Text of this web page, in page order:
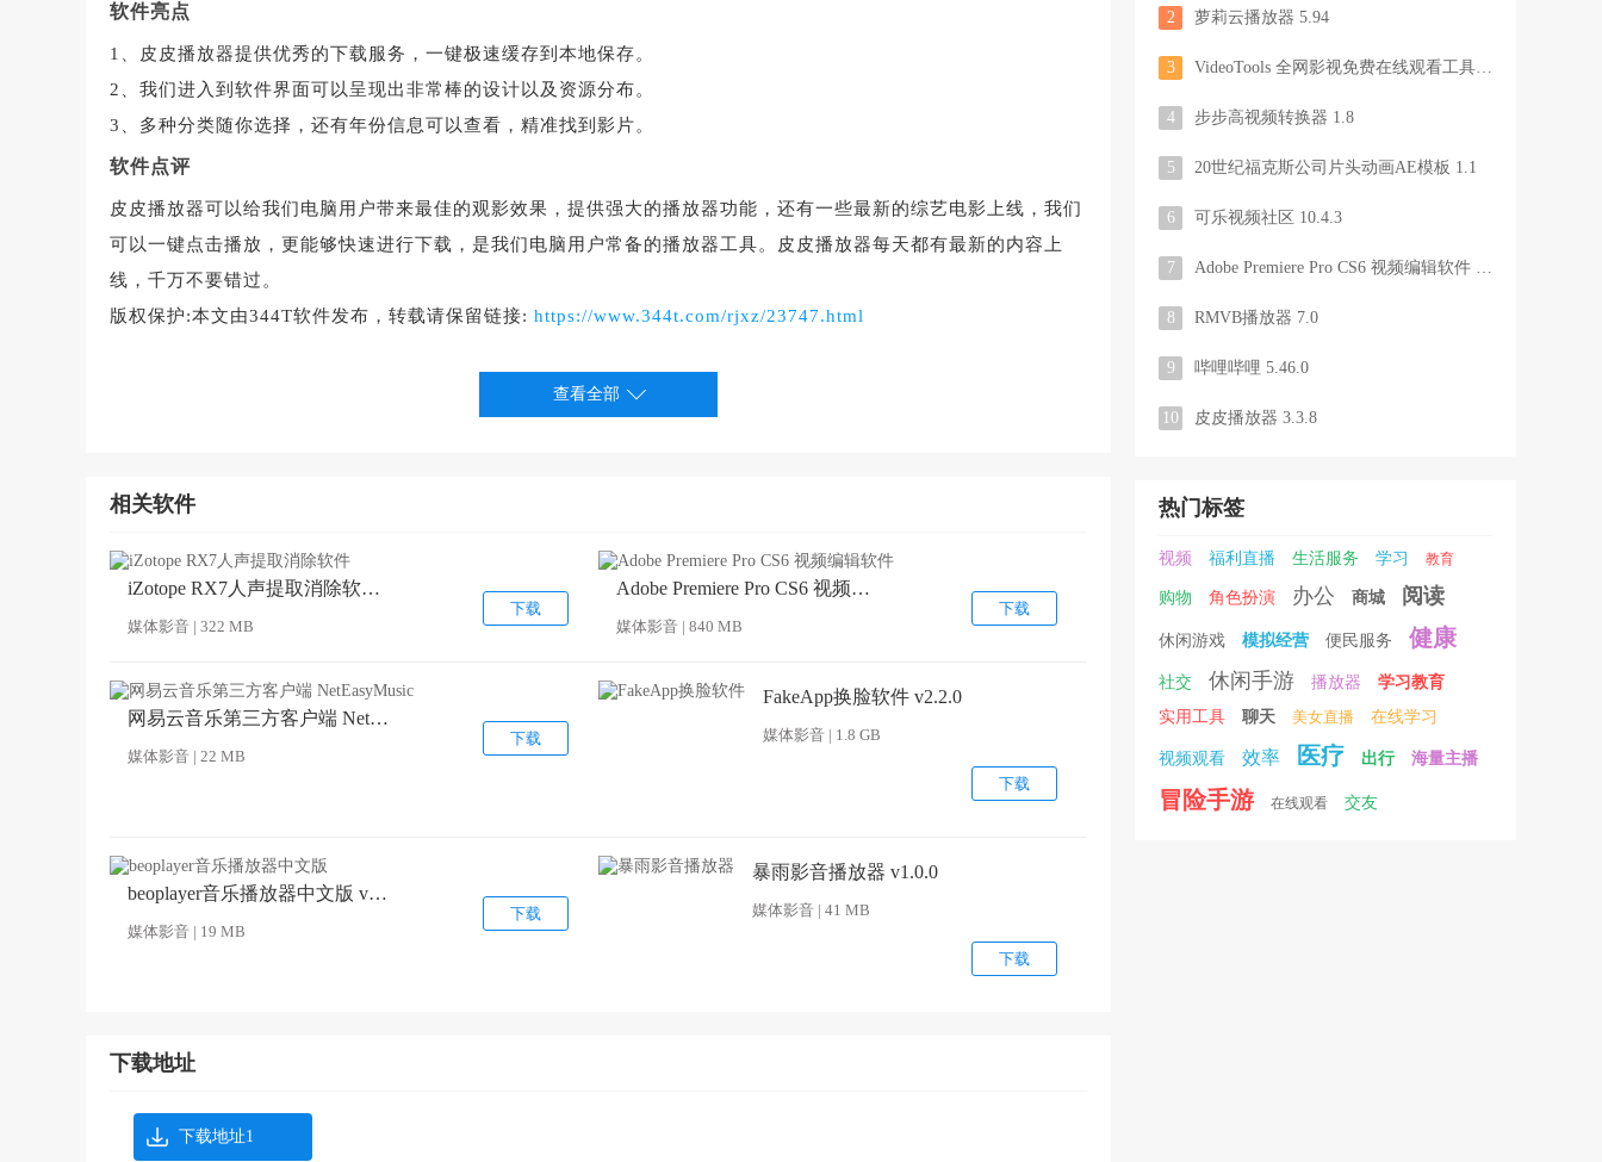
软件亮点
1、皮皮播放器提供优秀的下载服务，一键极速缓存到本地保存。
2、我们进入到软件界面可以呈现出非常棒的设计以及资源分布。
3、多种分类随你选择，还有年份信息可以查看，精准找到影片。
软件点评
皮皮播放器可以给我们电脑用户带来最佳的观影效果，提供强大的播放器功能，还有一些最新的综艺电影上线，我们
可以一键点击播放，更能够快速进行下载，是我们电脑用户常备的播放器工具。皮皮播放器每天都有最新的内容上
线，千万不要错过。
版权保护:本文由344T软件发布，转载请保留链接: https://www.344t.com/rjxz/23747.html
查看全部
相关软件
iZotope RX7人声提取消除软件 v7.01 中文版
媒体影音 | 322 MB
下载
Adobe Premiere Pro CS6 视频编辑软件 v14.3.1
媒体影音 | 840 MB
下载
网易云音乐第三方客户端 NetEasyMusic v8.30
媒体影音 | 22 MB
下载
FakeApp换脸软件 v2.2.0
媒体影音 | 1.8 GB
下载
beoplayer音乐播放器中文版 v5.04
媒体影音 | 19 MB
下载
暴雨影音播放器 v1.0.0
媒体影音 | 41 MB
下载
下载地址
下载地址1
2 萝莉云播放器 5.94
3 VideoTools 全网影视免费在线观看工具 1.5.2
4 步步高视频转换器 1.8
5 20世纪福克斯公司片头动画AE模板 1.1
6 可乐视频社区 10.4.3
7 Adobe Premiere Pro CS6 视频编辑软件 绿色精简版
8 RMVB播放器 7.0
9 哔哩哔哩 5.46.0
10 皮皮播放器 3.3.8
热门标签
视频 福利直播 生活服务 学习 教育
购物 角色扮演 办公 商城 阅读
休闲游戏 模拟经营 便民服务 健康
社交 休闲手游 播放器
学习教育
实用工具
聊天 美女直播 在线学习
视频观看 效率 医疗 出行 海量主播
冒险手游 在线观看 交友